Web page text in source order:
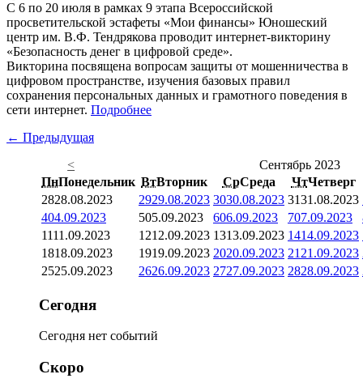
С 6 по 20 июля в рамках 9 этапа Всероссийской
просветительской эстафеты «Мои финансы» Юношеский
центр им. В.Ф. Тендрякова проводит интернет-викторину
«Безопасность денег в цифровой среде».
Викторина посвящена вопросам защиты от мошенничества в
цифровом пространстве, изучения базовых правил
сохранения персональных данных и грамотного поведения в
сети интернет. Подробнее
← Предыдущая
<
Сентябрь 2023
ПнПонедельник ВтВторник СрСреда ЧтЧетверг
2828.08.2023 2929.08.2023 3030.08.2023 3131.08.2023
404.09.2023 505.09.2023 606.09.2023 707.09.2023
1111.09.2023 1212.09.2023 1313.09.2023 1414.09.2023
1818.09.2023 1919.09.2023 2020.09.2023 21 21.09.2023
2525.09.2023 2626.09.2023 2727.09.2023 2828.09.2023
Сегодня
Сегодня нет событий
Скоро